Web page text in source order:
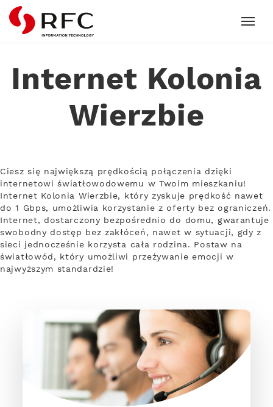
RFC
Internet Kolonia
Wierzbie
Ciesz się największą prędkością połączenia dzięki
internetowi światłowodowemu w Twoim mieszkaniu!
Internet Kolonia Wierzbie, który zyskuje prędkość nawet
do 1 Gbps, umożliwia korzystanie z oferty bez ograniczeń.
Internet, dostarczony bezpośrednio do domu, gwarantuje
swobodny dostęp bez zakłóceń, nawet w sytuacji, gdy z
sieci jednocześnie korzysta cała rodzina. Postaw na
światłowód, który umożliwi przeżywanie emocji w
najwyższym standardzie!